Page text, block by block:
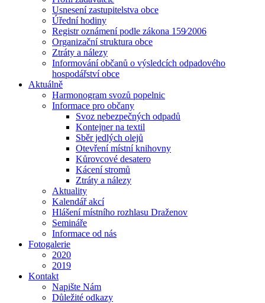
Usnesení zastupitelstva obce
Úřední hodiny
Registr oznámení podle zákona 159⁄2006
Organizační struktura obce
Ztráty a nálezy
Informování občanů o výsledcích odpadového
hospodářství obce
Aktuálně
Harmonogram svozů popelnic
Informace pro občany
Svoz nebezpečných odpadů
Kontejner na textil
Sběr jedlých olejů
Otevření místní knihovny
Kůrovcové desatero
Kácení stromů
Ztráty a nálezy
Aktuality
Kalendář akcí
Hlášení místního rozhlasu Draženov
Semináře
Informace od nás
Fotogalerie
2020
2019
Kontakt
Napište Nám
Důležité odkazy